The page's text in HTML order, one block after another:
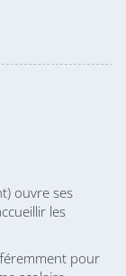
ouvre ses
les
pour